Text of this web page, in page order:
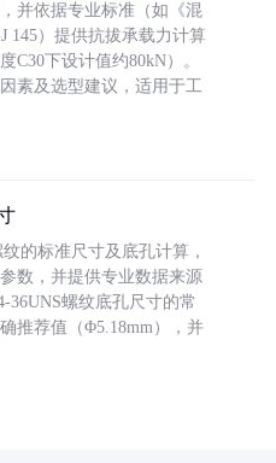
并依据专业标准（如《混
145）提供抗拔承载力计算
C30下设计值约80kN）。
素及选型建议，适用于工
的标准尺寸及底孔计算，
数，并提供专业数据来源
36UNS螺纹底孔尺寸的常
推荐值（Φ5.18mm），并